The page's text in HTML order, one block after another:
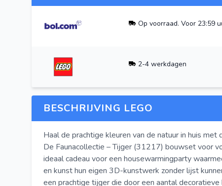
Op voorraad. Voor 23:59
2-4 werkdagen
BESCHRIJVING LEGO
Haal de prachtige kleuren van de natuur in huis
De Faunacollectie – Tijger (31217) bouwset voor
ideaal cadeau voor een housewarmingparty
en kunst hun eigen 3D-kunstwerk zonder lijst
een prachtige tijger die door een aantal